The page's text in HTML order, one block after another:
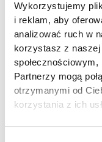
Wykorzystujemy
i reklam, aby
analizować ruch w
korzystasz z
Partnerzy mogą
otrzymanymi od
korzystania z ich
oczekiwań
rotację w
sprzyjająca dla
Read More »